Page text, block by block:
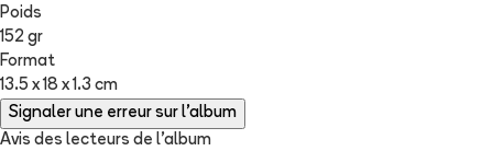
Poids
152 gr
Format
13.5 x 18 x 1.3 cm
Signaler une erreur sur l'album
Avis des lecteurs de l'album